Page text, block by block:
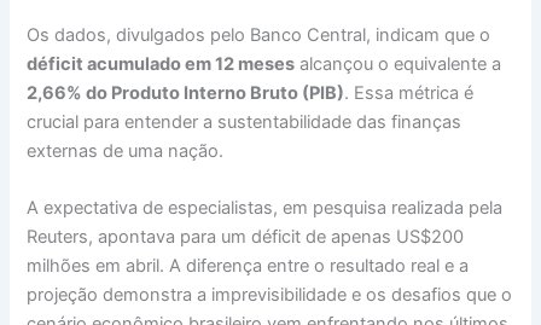
Os dados, divulgados pelo Banco Central, indicam que o
déficit acumulado em 12 meses alcançou o equivalente a
2,66% do Produto Interno Bruto (PIB). Essa métrica é
crucial para entender a sustentabilidade das finanças
externas de uma nação.
A expectativa de especialistas, em pesquisa realizada pela
Reuters, apontava para um déficit de apenas US$200
milhões em abril. A diferença entre o resultado real e a
projeção demonstra a imprevisibilidade e os desafios que o